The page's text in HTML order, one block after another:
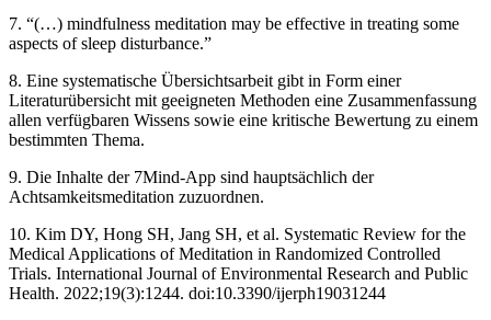
7. “(…) mindfulness meditation may be effective in treating some
aspects of sleep disturbance.”
8. Eine systematische Übersichtsarbeit gibt in Form einer
Literaturübersicht mit geeigneten Methoden eine Zusammenfassung
allen verfügbaren Wissens sowie eine kritische Bewertung zu einem
bestimmten Thema.
9. Die Inhalte der 7Mind-App sind hauptsächlich der
Achtsamkeitsmeditation zuzuordnen.
10. Kim DY, Hong SH, Jang SH, et al. Systematic Review for the
Medical Applications of Meditation in Randomized Controlled
Trials. International Journal of Environmental Research and Public
Health. 2022;19(3):1244. doi:10.3390/ijerph19031244